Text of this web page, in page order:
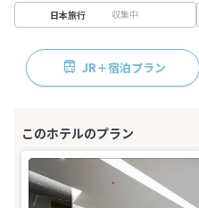
日本旅行 収集中
JR＋宿泊プラン